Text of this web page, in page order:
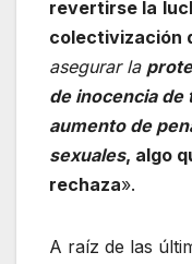
revertirse la
colectivización
asegurar la
de inocencia de
aumento de
sexuales, algo
rechaza».
A raíz de las